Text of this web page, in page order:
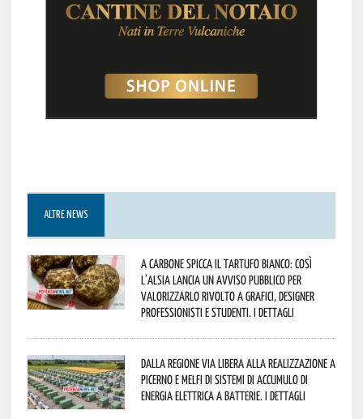
ALTRE NEWS
A Carbone spicca il tartufo bianco: così
l’Alsia lancia un avviso pubblico per
valorizzarlo rivolto a grafici, designer
professionisti e studenti. I dettagli
Dalla Regione via libera alla realizzazione a
Picerno e Melfi di sistemi di accumulo di
energia elettrica a batterie. I dettagli